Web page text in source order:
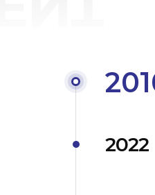
2022